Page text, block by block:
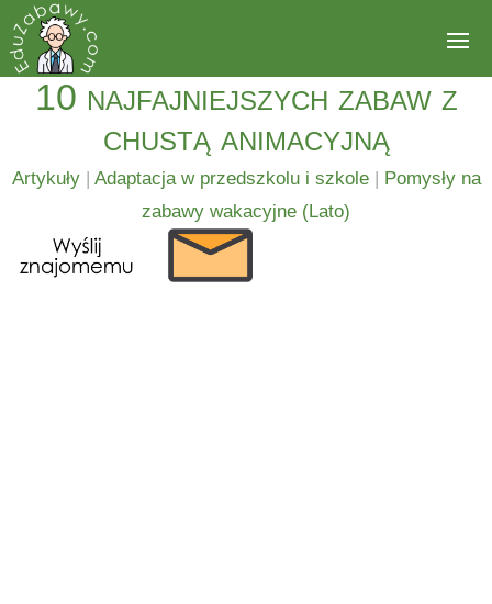
10 najfajniejszych zabaw z
chustą animacyjną
Artykuły| Adaptacja w przedszkolu i szkole| Pomysły na
zabawy wakacyjne (Lato)